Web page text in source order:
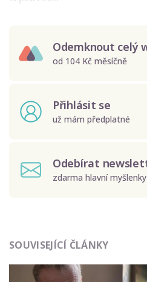
Odemknout celý
od 104 Kč měsíčně
Přihlásit se
už mám předplatné
Odebírat
zdarma hlavní
údajů.
SOUVISEJÍCÍ ČLÁNKY